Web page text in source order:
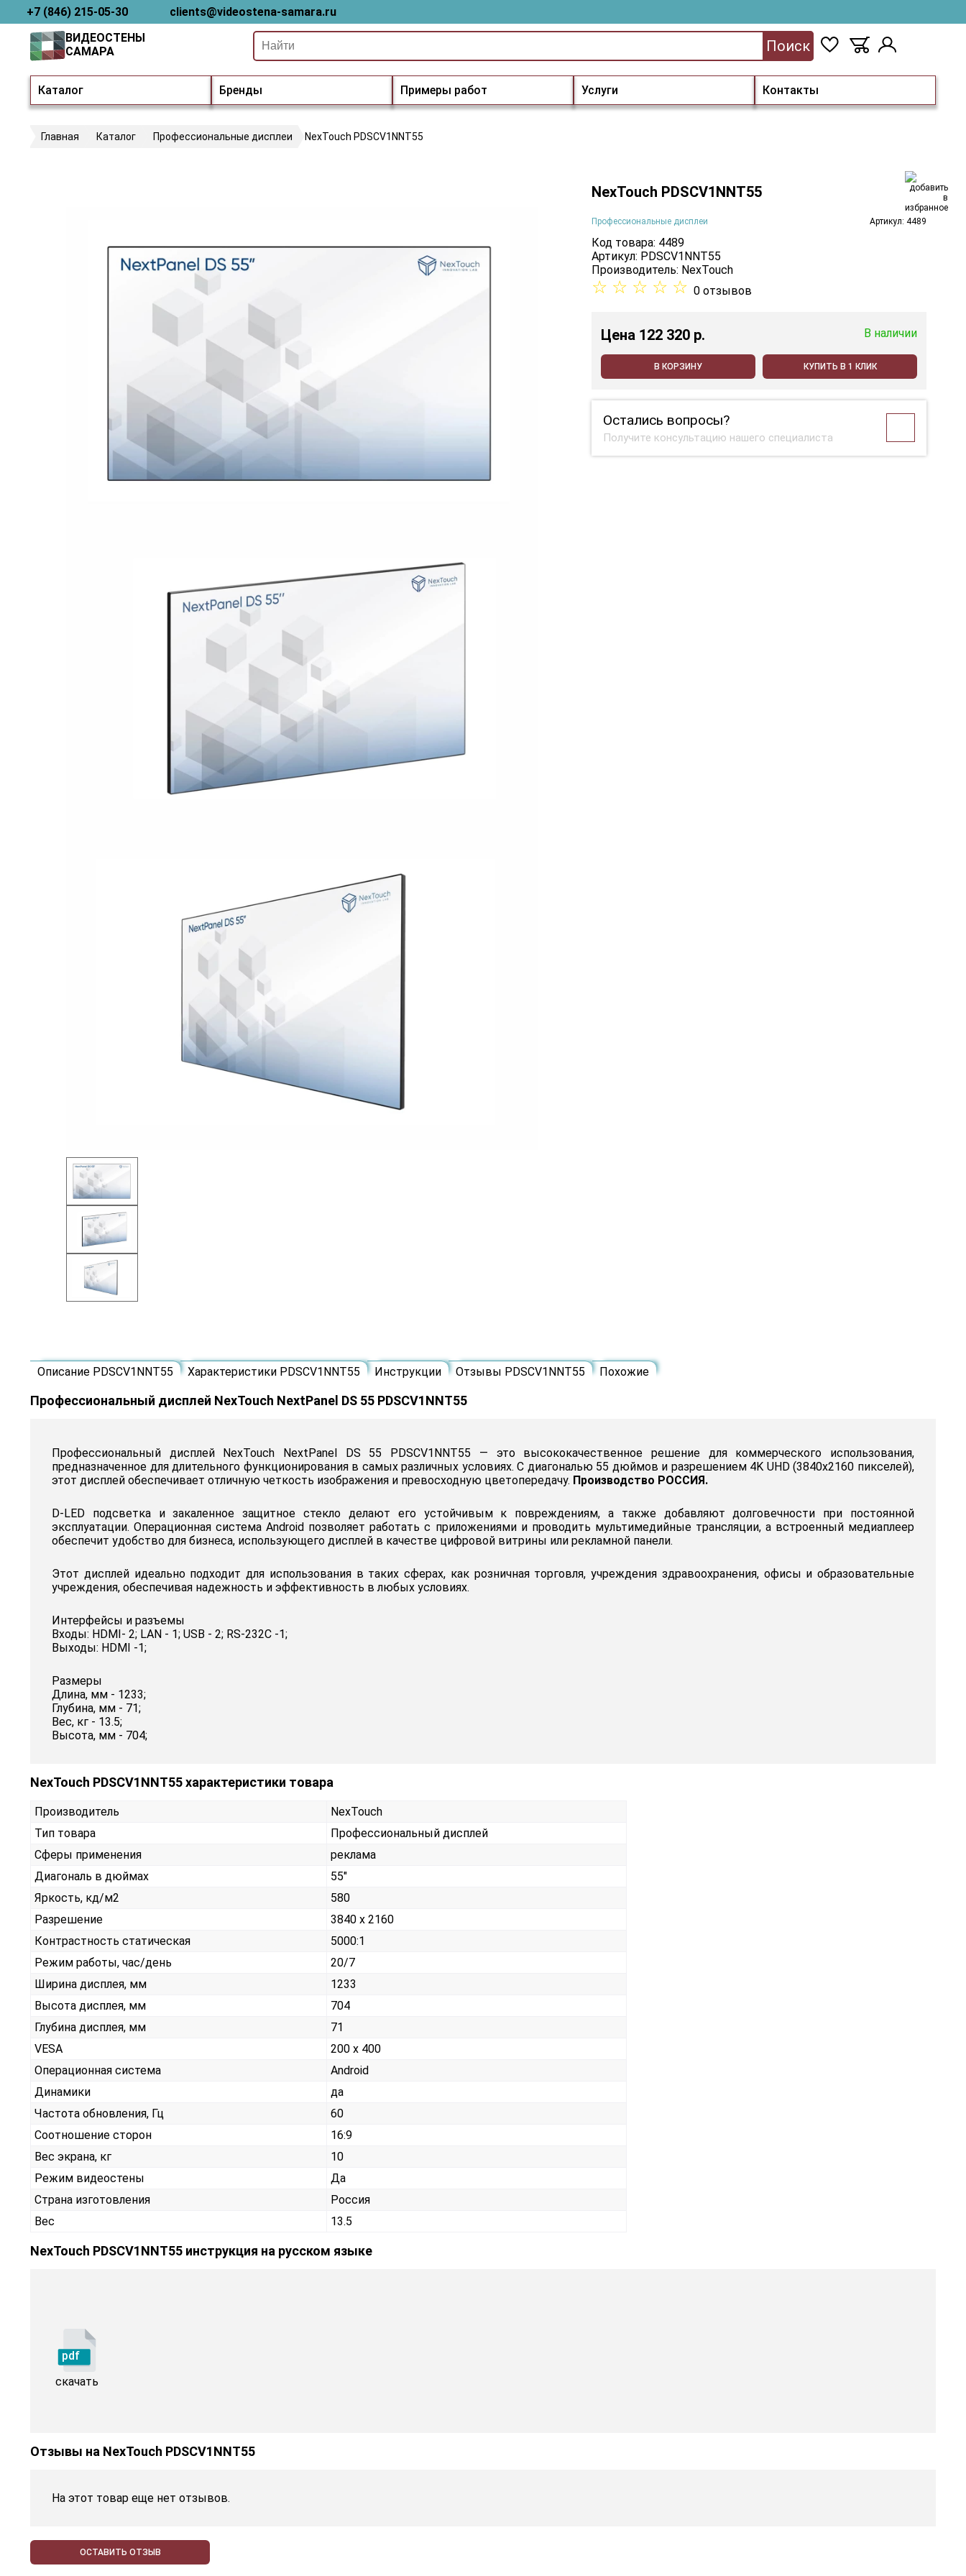
+7 (846) 215-05-30 clients@videostena-samara.ru
Каталог Бренды Примеры работ Услуги Контакты
ВИДЕОСТЕНЫ
САМАРА
Поиск
Главная Каталог Профессиональные дисплеи NexTouch PDSCV1NNT55
NexTouch PDSCV1NNT55
Профессиональные дисплеи Артикул: 4489
Код товара: 4489
Артикул: PDSCV1NNT55
Производитель: NexTouch
☆ ☆ ☆ ☆ ☆ 0 отзывов
Цена 122 320 p. В наличии
В КОРЗИНУ КУПИТЬ В 1 КЛИК
Остались вопросы?
Получите консультацию нашего специалиста
Описание PDSCV1NNT55 Характеристики PDSCV1NNT55 Инструкции Отзывы PDSCV1NNT55 Похожие
Профессиональный дисплей NexTouch NextPanel DS 55 PDSCV1NNT55
Профессиональный дисплей NexTouch NextPanel DS 55 PDSCV1NNT55 — это высококачественное решение для коммерческого использования,
предназначенное для длительного функционирования в самых различных условиях. С диагональю 55 дюймов и разрешением 4K UHD (3840x2160 пикселей),
этот дисплей обеспечивает отличную четкость изображения и превосходную цветопередачу. Производство РОССИЯ.
D-LED подсветка и закаленное защитное стекло делают его устойчивым к повреждениям, а также добавляют долговечности при постоянной
эксплуатации. Операционная система Android позволяет работать с приложениями и проводить мультимедийные трансляции, а встроенный медиаплеер
обеспечит удобство для бизнеса, использующего дисплей в качестве цифровой витрины или рекламной панели.
Этот дисплей идеально подходит для использования в таких сферах, как розничная торговля, учреждения здравоохранения, офисы и образовательные
учреждения, обеспечивая надежность и эффективность в любых условиях.
Интерфейсы и разъемы
Входы: HDMI- 2; LAN - 1; USB - 2; RS-232C -1;
Выходы: HDMI -1;
Размеры
Длина, мм - 1233;
Глубина, мм - 71;
Вес, кг - 13.5;
Высота, мм - 704;
NexTouch PDSCV1NNT55 характеристики товара
Производитель
NexTouch
Тип товара
Профессиональный дисплей
Сферы применения
реклама
Диагональ в дюймах
55"
Яркость, кд/м2
580
Разрешение
3840 x 2160
Контрастность статическая
5000:1
Режим работы, час/день
20/7
Ширина дисплея, мм
1233
Высота дисплея, мм
704
Глубина дисплея, мм
71
VESA
200 х 400
Операционная система
Android
Динамики
да
Частота обновления, Гц
60
Соотношение сторон
16:9
Вес экрана, кг
10
Режим видеостены
Да
Страна изготовления
Россия
Вес
13.5
NexTouch PDSCV1NNT55 инструкция на русском языке
pdf
скачать
Отзывы на NexTouch PDSCV1NNT55
На этот товар еще нет отзывов.
ОСТАВИТЬ ОТЗЫВ